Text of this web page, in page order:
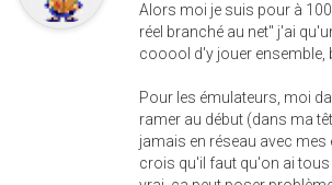
Alors moi je suis pour à
réel branché au net" j'ai
cooool d'y jouer ensemble,
Pour les émulateurs, moi
ramer au début (dans ma
jamais en réseau avec mes
crois qu'il faut qu'on ai